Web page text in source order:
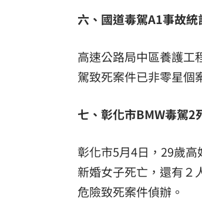
六、國道毒駕A1事故統
高速公路局中區養護工
駕致死案件已非零星個
七、彰化市BMW毒駕2
彰化市5月4日，29歲
新婚女子死亡，還有２
危險致死案件偵辦。